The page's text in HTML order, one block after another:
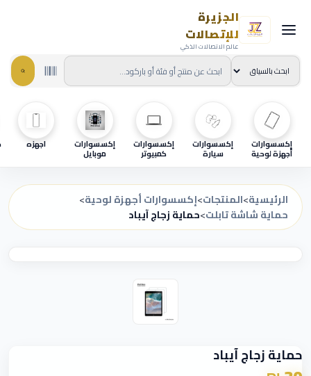
الجزيرة
للإتصالات
عالم الاتصالات الذكي
إكسسوارات
أجهزة لوحية
إكسسوارات
سيارة
إكسسوارات
كمبيوتر
إكسسوارات
موبايل
اجهزه
الرئيسية>المنتجات>إكسسوارات أجهزة لوحية>
حماية شاشة تابلت>حماية زجاج آيباد
حماية زجاج آيباد